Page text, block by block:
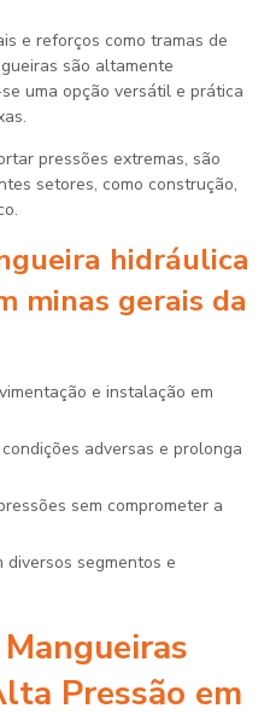
e reforços como tramas de
são altamente
uma opção versátil e prática
pressões extremas, são
setores, como construção,
hidráulica
minas gerais da
Pressão em